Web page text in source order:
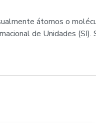
átomos o
de Unidades (SI).